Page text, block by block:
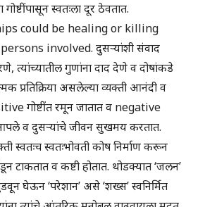
स्वतःला दूर ठेवतात.
could be healing or killing
involved. दुसऱ्यांशी संवाद
त्यांच्यातील गुणांना दाद देणे व दोषांकडे
प्रतिक्रिया असलेल्या व्यक्ती आनंदी व
गोष्टींत रमून जातात व negative
व दुसऱ्यांचे जीवन सुखमय करतात.
स्वतःच स्वतःभोवती कोष निर्माण करून
टाकतात व कष्टी होतात. थोडक्यात ‘जलन’
घेऊन ‘परेशान’ असे ‘शख्स’ स्वनिर्मित